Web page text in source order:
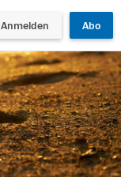
Anmelden Abo